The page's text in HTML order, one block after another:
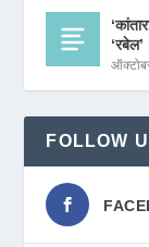
‘रबेल’
FOLLOW